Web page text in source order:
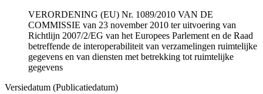
VERORDENING (EU) Nr. 1089/2010 VAN DE
COMMISSIE van 23 november 2010 ter uitvoering van
Richtlijn 2007/2/EG van het Europees Parlement en de Raad
betreffende de interoperabiliteit van verzamelingen ruimtelijke
gegevens en van diensten met betrekking tot ruimtelijke
gegevens
Versiedatum (Publicatiedatum)